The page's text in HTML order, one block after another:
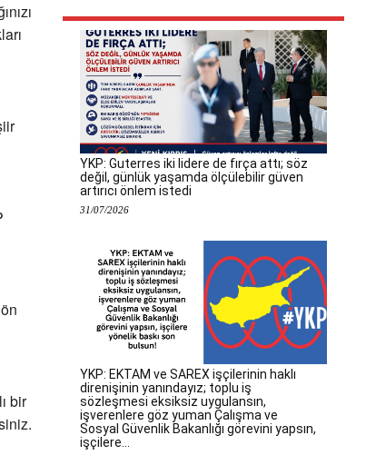
bir
YKP: Guterres iki lidere de fırça attı; söz
değil, günlük yaşamda ölçülebilir güven
artırıcı önlem istedi
31/07/2026
YKP: EKTAM ve SAREX işçilerinin haklı
direnişinin yanındayız; toplu iş
sözleşmesi eksiksiz uygulansın,
işverenlere göz yuman Çalışma ve
Sosyal Güvenlik Bakanlığı görevini yapsın,
işçilere...